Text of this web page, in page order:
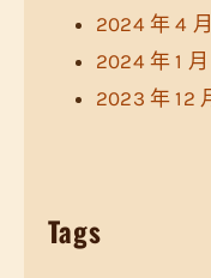
2024 年 4 月
2024 年 1 月
2023 年 12
Tags